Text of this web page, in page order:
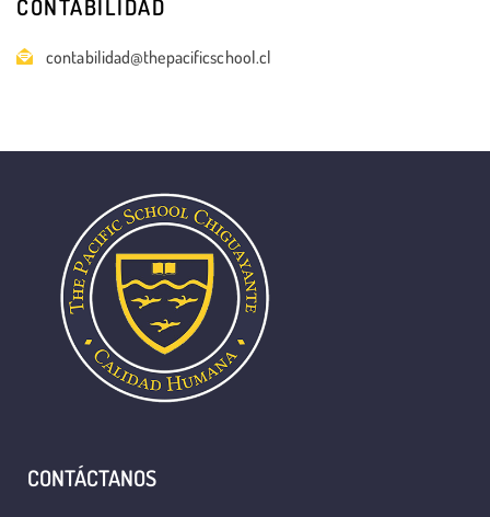
CONTABILIDAD
contabilidad@thepacificschool.cl
CONTÁCTANOS